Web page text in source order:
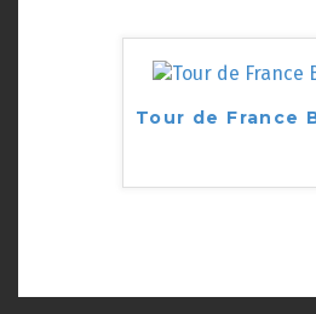
Tour de France